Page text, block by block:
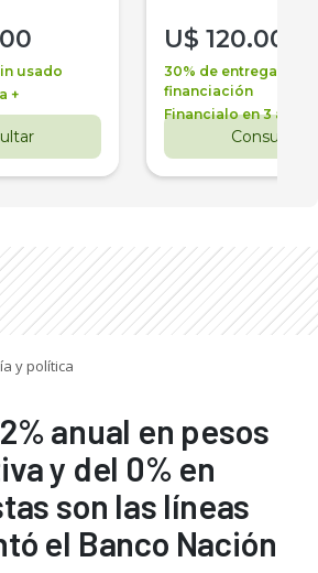
usado
+
U$ 120.000
30% de entrega +
financiación
Financialo en 3 años
Consultar
y política
anual en pesos
y del 0% en
son las líneas
el Banco Nación